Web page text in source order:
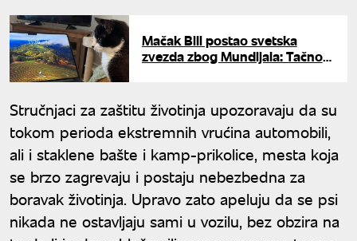
Mačak Bili postao svetska
zvezda zbog Mundijala: Tačno
Stručnjaci za zaštitu životinja upozoravaju da su
tokom perioda ekstremnih vrućina automobili,
ali i staklene bašte i kamp-prikolice, mesta koja
se brzo zagrevaju i postaju nebezbedna za
boravak životinja. Upravo zato apeluju da se psi
nikada ne ostavljaju sami u vozilu, bez obzira na